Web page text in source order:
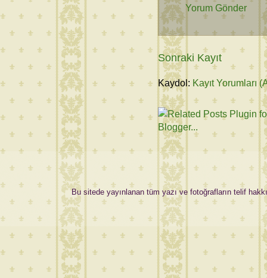
Yorum Gönder
Sonraki Kayıt
Kaydol: Kayıt Yorumları
Bu sitede yayınlanan tüm yazı ve fotoğrafların telif